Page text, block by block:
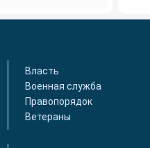
Власть
Военная служба
Правопорядок
Ветераны